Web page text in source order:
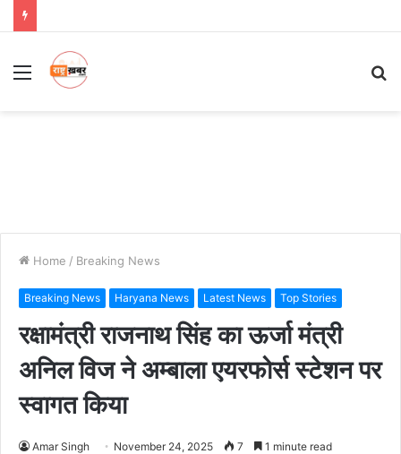
Menu
Home / Breaking News
Breaking News Haryana News Latest News Top Stories
रक्षामंत्री राजनाथ सिंह का ऊर्जा मंत्री
अनिल विज ने अम्बाला एयरफोर्स स्टेशन पर
स्वागत किया
Amar Singh November 24, 2025 7 1 minute read